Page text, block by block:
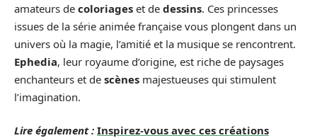
amateurs de coloriages et de dessins. Ces princesses
issues de la série animée française vous plongent dans un
univers où la magie, l’amitié et la musique se rencontrent.
Ephedia, leur royaume d’origine, est riche de paysages
enchanteurs et de scènes majestueuses qui stimulent
l’imagination.
Lire également : Inspirez-vous avec ces créations